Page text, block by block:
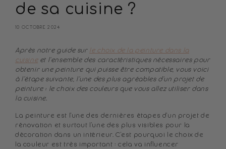
de sa cuisine ?
10 OCTOBRE 2024
Après notre guide sur le choix de la peinture dans la
cuisineet l'ensemble des caractéristiques nécessaires pour
obtenir une peinture qui puisse être compatible, vous voici
à l'étape suivante, l'une des plus agréables d'un projet de
peinture : le choix des couleurs que vous allez utiliser dans
la cuisine.
La peinture est l'une des dernières étapes d'un projet de
rénovation et surtout l'une des plus visibles pour la
décoration dans un intérieur. C'est pourquoi le choix de
la couleur est très important : cela va influencer